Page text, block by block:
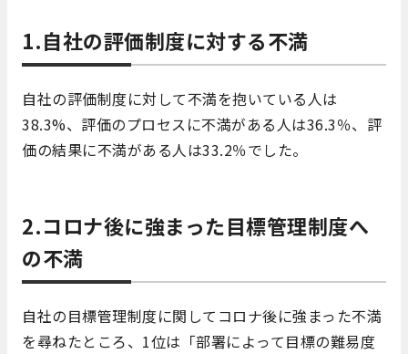
1.自社の評価制度に対する不満
自社の評価制度に対して不満を抱いている人は
38.3%、評価のプロセスに不満がある人は36.3％、評
価の結果に不満がある人は33.2％でした。
2.コロナ後に強まった目標管理制度へ
の不満
自社の目標管理制度に関してコロナ後に強まった不満
を尋ねたところ、1位は「部署によって目標の難易度